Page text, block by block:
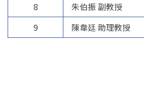
8
朱伯振 副教授
9
陳韋廷 助理教授